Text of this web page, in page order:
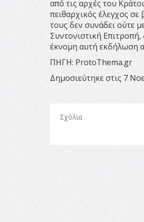
από τις αρχές του
πειθαρχικός έλεγχος
τους δεν συνάδει ούτε
Συντονιστική
έκνομη αυτή εκδήλωση
ΠΗΓΗ: ProtoThema.gr
Δημοσιεύτηκε στις 7
Σχόλια